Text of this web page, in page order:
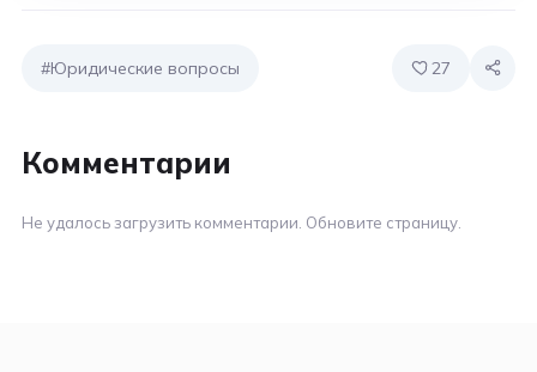
#Юридические вопросы 27
Комментарии
Не удалось загрузить комментарии. Обновите страницу.